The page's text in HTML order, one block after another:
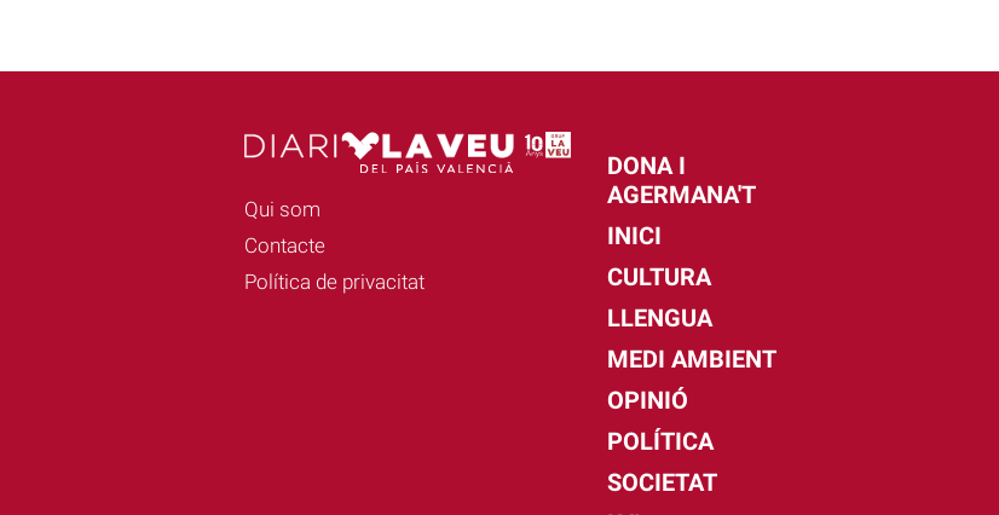
Qui som
Contacte
Política de privacitat
DONA I
AGERMANA'T
INICI
CULTURA
LLENGUA
MEDI AMBIENT
OPINIÓ
POLÍTICA
SOCIETAT